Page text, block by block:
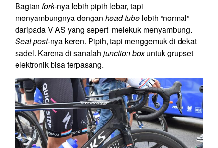
Bagian fork-nya lebih pipih lebar, tapi
menyambungnya dengan head tube lebih “normal”
daripada ViAS yang seperti melekuk menyambung.
Seat post-nya keren. Pipih, tapi menggemuk di dekat
sadel. Karena di sanalah junction boxuntuk grupset
elektronik bisa terpasang.